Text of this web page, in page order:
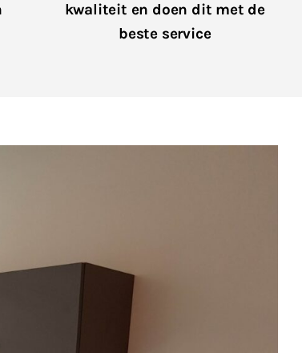
kwaliteit en doen dit met de
beste service